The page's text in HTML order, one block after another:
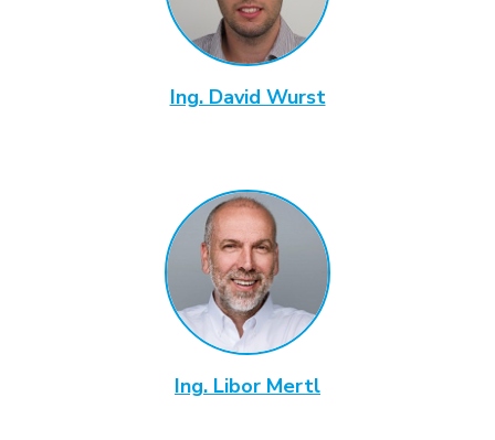
Ing. David Wurst
Ing. Libor Mertl